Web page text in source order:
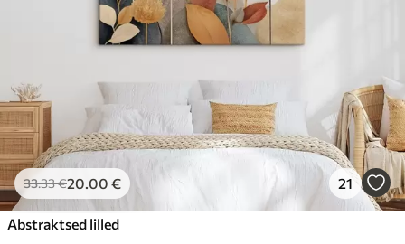
33.33€20.00 € 21
Abstraktsed lilled